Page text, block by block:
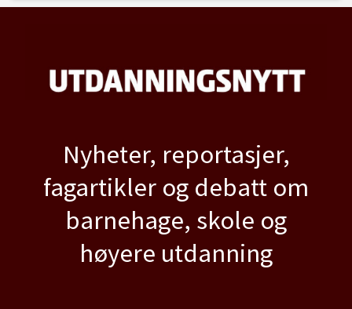
Nyheter, reportasjer,
fagartikler og debatt om
barnehage, skole og
høyere utdanning